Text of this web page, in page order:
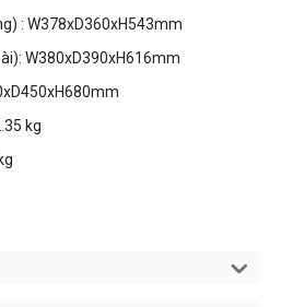
: W378xD360xH543mm
W380xD390xH616mm
kg